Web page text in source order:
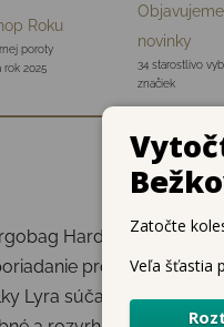
Roku
poroty
rok 2025
Objavujeme
novinky
34 starostlivo
značiek
Hard Pencil Case
pre jednoduchú
Lyra súčasťou balenia